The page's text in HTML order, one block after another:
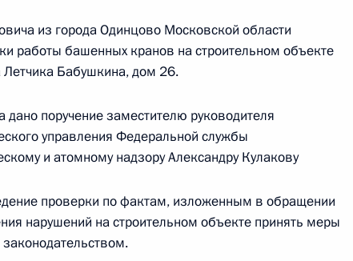
и атомному надзору Александр Вотчаев
Российской Федерации по приёму граждан
Президента Российской Федерации
технологического управления Федеральной
и атомному надзору Александр
из города Одинцово Московской области
работы башенных кранов на строительном объекте
Летчика Бабушкина, дом 26.
дано поручение заместителю руководителя
управления Федеральной службы
и атомному надзору Александру Кулакову
проверки по фактам, изложенным в обращении
нарушений на строительном объекте принять меры